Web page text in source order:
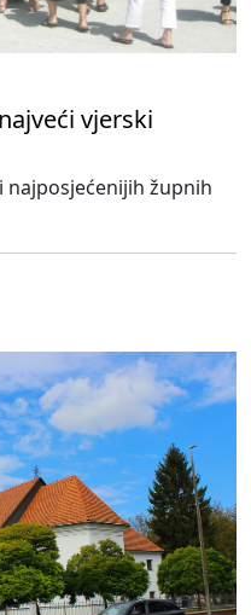
vjerski
i najposjećenijih župnih